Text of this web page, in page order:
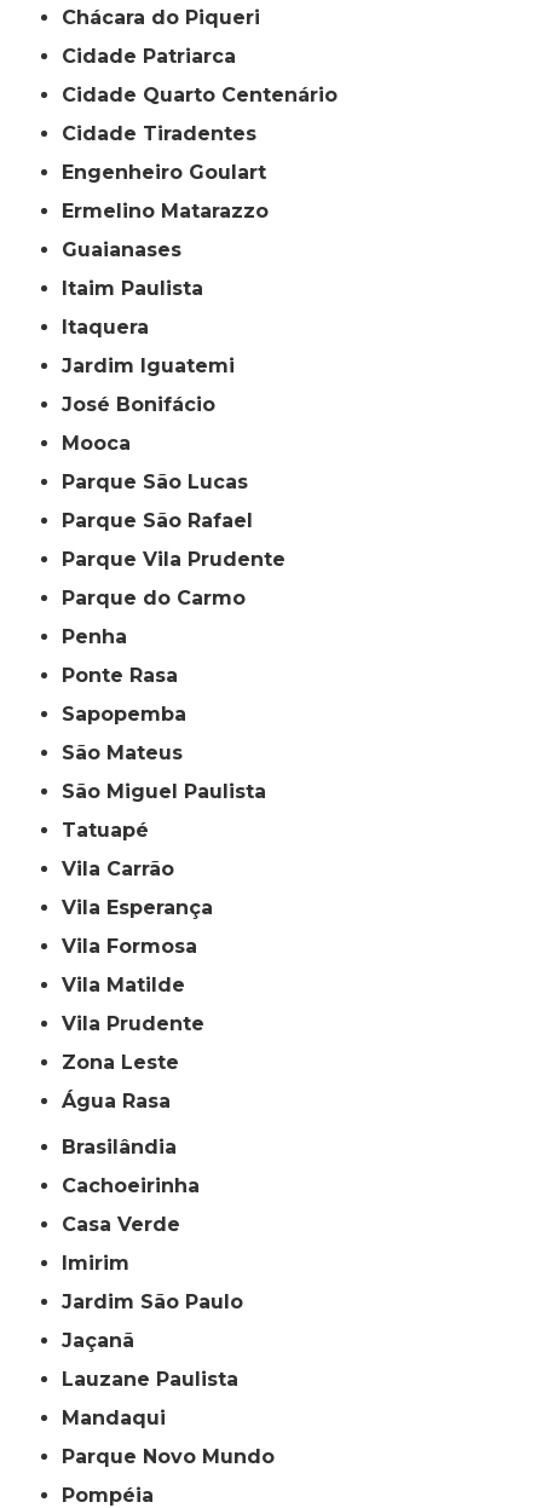
Chácara do Piqueri
Cidade Patriarca
Cidade Quarto Centenário
Cidade Tiradentes
Engenheiro Goulart
Ermelino Matarazzo
Guaianases
Itaim Paulista
Itaquera
Jardim Iguatemi
José Bonifácio
Mooca
Parque São Lucas
Parque São Rafael
Parque Vila Prudente
Parque do Carmo
Penha
Ponte Rasa
Sapopemba
São Mateus
São Miguel Paulista
Tatuapé
Vila Carrão
Vila Esperança
Vila Formosa
Vila Matilde
Vila Prudente
Zona Leste
Água Rasa
Brasilândia
Cachoeirinha
Casa Verde
Imirim
Jardim São Paulo
Jaçanã
Lauzane Paulista
Mandaqui
Parque Novo Mundo
Pompéia